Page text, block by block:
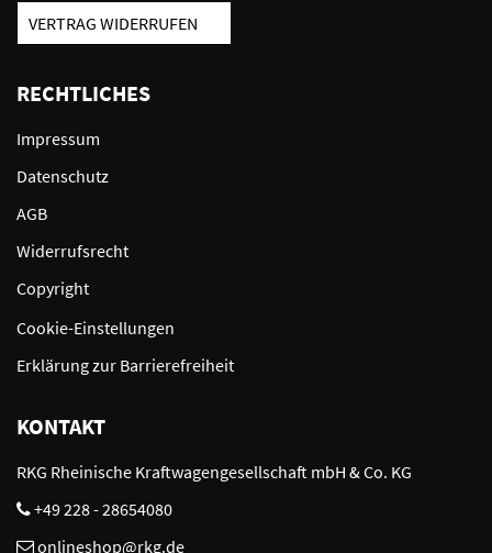
VERTRAG WIDERRUFEN
RECHTLICHES
Impressum
Datenschutz
AGB
Widerrufsrecht
Copyright
Cookie-Einstellungen
Erklärung zur Barrierefreiheit
KONTAKT
RKG Rheinische Kraftwagengesellschaft mbH & Co. KG
+49 228 - 28654080
onlineshop@rkg.de